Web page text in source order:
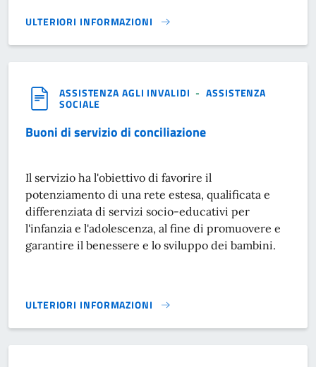
ULTERIORI INFORMAZIONI
CENTRO APERTO POLIVALENTE PER MINORI}
ASSISTENZA AGLI INVALIDI -ASSISTENZA
SOCIALE
Buoni di servizio di conciliazione
Il servizio ha l'obiettivo di favorire il
potenziamento di una rete estesa, qualificata e
differenziata di servizi socio-educativi per
l'infanzia e l'adolescenza, al fine di promuovere e
garantire il benessere e lo sviluppo dei bambini.
ULTERIORI INFORMAZIONI
BUONI DI SERVIZIO DI CONCILIAZIONE}